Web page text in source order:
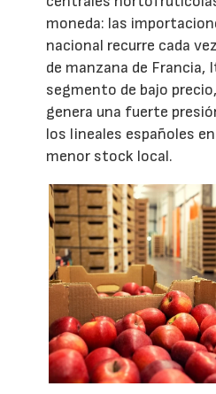
moneda: las
nacional recurre cada
de manzana de Francia,
segmento de bajo
genera una fuerte
los lineales españoles
menor stock local.